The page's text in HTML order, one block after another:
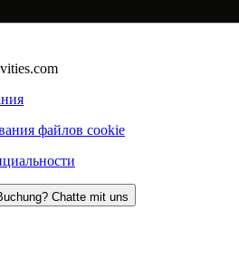
файлов cookie
Chatte mit uns